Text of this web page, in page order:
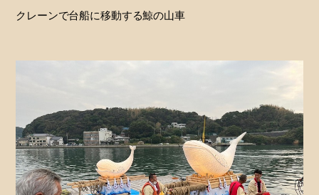
クレーンで台船に移動する鯨の山車